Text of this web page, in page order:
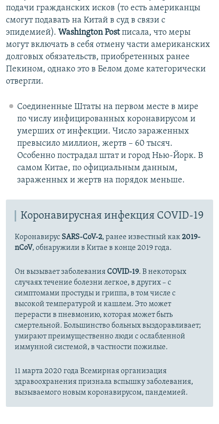
подачи гражданских исков (то есть американцы
смогут подавать на Китай в суд в связи с
эпидемией). Washington Postписала, что меры
могут включать в себя отмену части американских
долговых обязательств, приобретенных ранее
Пекином, однако это в Белом доме категорически
отвергли.
Соединенные Штаты на первом месте в мире
по числу инфицированных коронавирусом и
умерших от инфекции. Число зараженных
превысило миллион, жертв – 60 тысяч.
Особенно пострадал штат и город Нью-Йорк. В
самом Китае, по официальным данным,
зараженных и жертв на порядок меньше.
Коронавирусная инфекция COVID-19
Коронавирус SARS-CoV-2, ранее известный как2019-
nCoV, обнаружили в Китае в конце 2019 года.
Он вызывает заболеванияCOVID-19. В некоторых
случаях течение болезни легкое, в других – с
симптомами простуды и гриппа, в том числе с
высокой температурой и кашлем. Это может
перерасти в пневмонию, которая может быть
смертельной. Большинство больных выздоравливает;
умирают преимущественно люди с ослабленной
иммунной системой, в частности пожилые.
11 марта 2020 года Всемирная организация
здравоохранения признала вспышку заболевания,
вызываемого новым коронавирусом, пандемией.